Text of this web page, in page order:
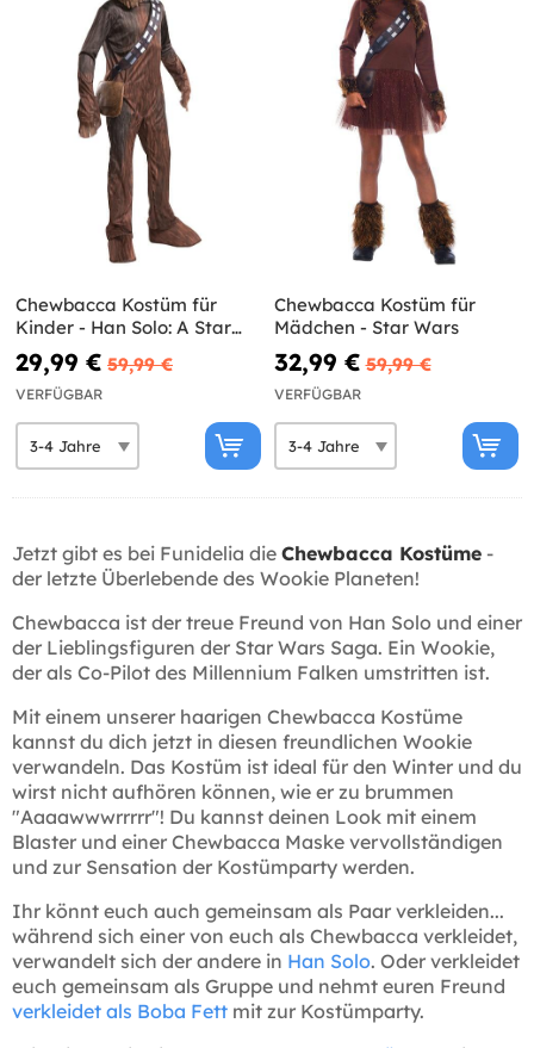
Chewbacca Kostüm für
Kinder - Han Solo: A Star
Wars Story
29,99 € 59,99 €
VERFÜGBAR
Chewbacca Kostüm für
Mädchen - Star Wars
32,99 € 59,99 €
VERFÜGBAR
Jetzt gibt es bei Funidelia die Chewbacca Kostüme -
der letzte Überlebende des Wookie Planeten!
Chewbacca ist der treue Freund von Han Solo und einer
der Lieblingsfiguren der Star Wars Saga. Ein Wookie,
der als Co-Pilot des Millennium Falken umstritten ist.
Mit einem unserer haarigen Chewbacca Kostüme
kannst du dich jetzt in diesen freundlichen Wookie
verwandeln. Das Kostüm ist ideal für den Winter und du
wirst nicht aufhören können, wie er zu brummen
"Aaaawwwrrrrr"! Du kannst deinen Look mit einem
Blaster und einer Chewbacca Maske vervollständigen
und zur Sensation der Kostümparty werden.
Ihr könnt euch auch gemeinsam als Paar verkleiden...
während sich einer von euch als Chewbacca verkleidet,
verwandelt sich der andere in Han Solo. Oder verkleidet
euch gemeinsam als Gruppe und nehmt euren Freund
verkleidet als Boba Fett mit zur Kostümparty.